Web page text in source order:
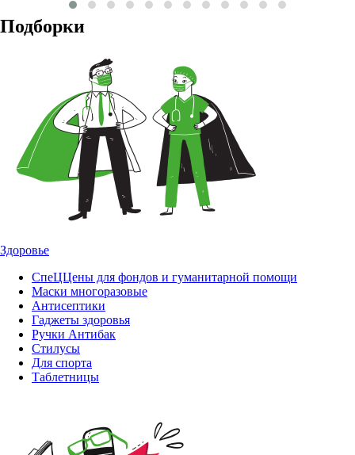
Подборки
Здоровье
СпеЦЦены для фондов и гуманитарной помощи
Маски многоразовые
Антисептики
Гаджеты здоровья
Ручки Антибак
Стилусы
Для спорта
Таблетницы